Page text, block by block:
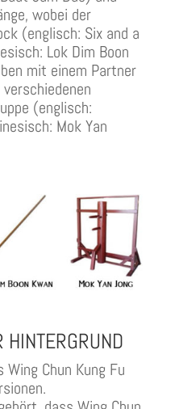
wobei der
(englisch: Six and a
Lok Dim Boon
mit einem Partner
(englisch:
Mok Yan
HINTERGRUND
Chun Kung Fu